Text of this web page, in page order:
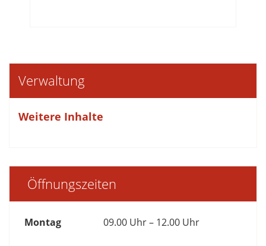
Verwaltung
Weitere Inhalte
Öffnungszeiten
Montag 09.00 Uhr – 12.00 Uhr